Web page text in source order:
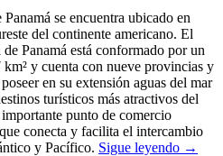
Panamá se encuentra ubicado en
del continente americano. El
Panamá está conformado por un
y cuenta con nueve provincias y
en su extensión aguas del mar
turísticos más atractivos del
punto de comercio
conecta y facilita el intercambio
y Pacífico. Sigue leyendo →